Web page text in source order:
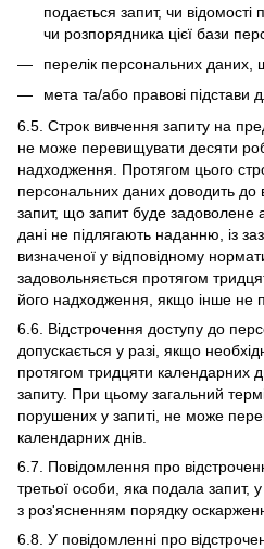
подається запит, чи відомості
чи розпорядника цієї бази
перелік персональних даних,
мета та/або правові підстави
6.5. Строк вивчення запиту на
не може перевищувати десяти
надходження. Протягом цього
персональних даних доводить до
запит, що запит буде задоволене
дані не підлягають наданню, із
визначеної у відповідному
задовольняється протягом
його надходження, якщо інше не
6.6. Відстрочення доступу до
допускається у разі, якщо
протягом тридцяти календарних
запиту. При цьому загальний
порушених у запиті, не може
календарних днів.
6.7. Повідомлення про
третьої особи, яка подала запит,
з роз'ясненням порядку
6.8. У повідомленні про